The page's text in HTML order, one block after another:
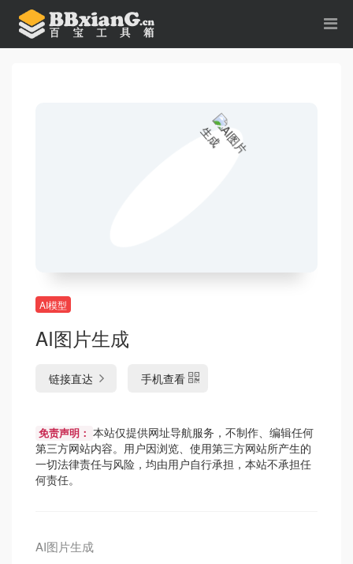
AI模型
AI图片生成
链接直达 手机查看
免责声明： 本站仅提供网址导航服务，不制作、编辑任何
第三方网站内容。用户因浏览、使用第三方网站所产生的
一切法律责任与风险，均由用户自行承担，本站不承担任
何责任。
AI图片生成